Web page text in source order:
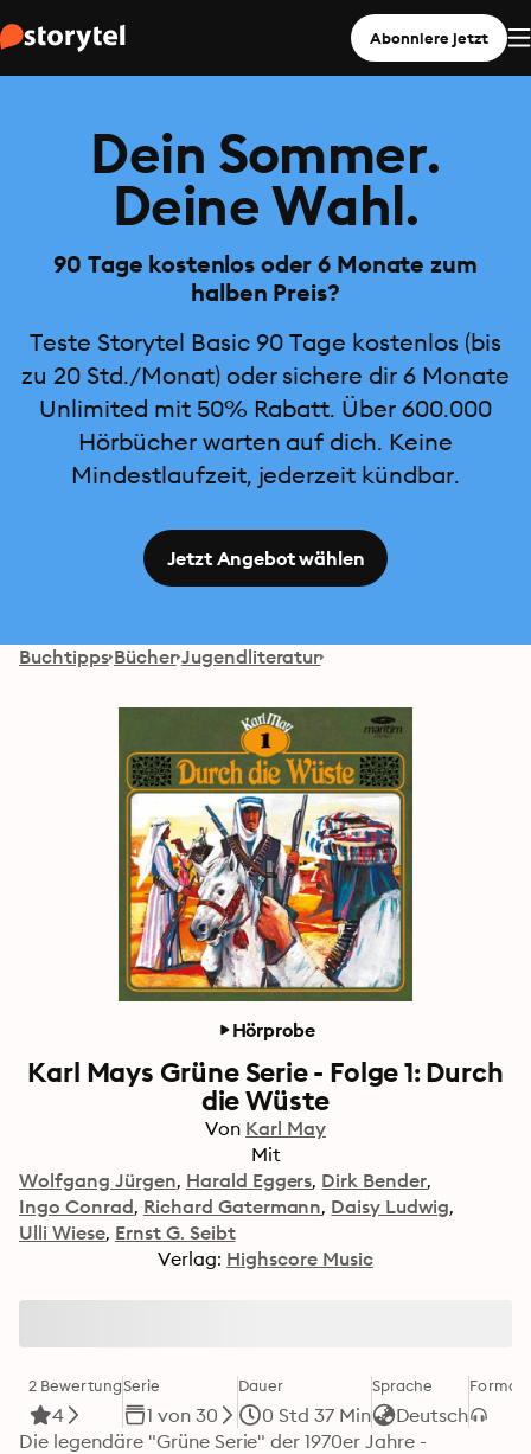
Abonniere jetzt
Dein Sommer.
Deine Wahl.
90 Tage kostenlos oder 6 Monate zum
halben Preis?
Teste Storytel Basic 90 Tage kostenlos (bis
zu 20 Std./Monat) oder sichere dir 6 Monate
Unlimited mit 50% Rabatt. Über 600.000
Hörbücher warten auf dich. Keine
Mindestlaufzeit, jederzeit kündbar.
Jetzt Angebot wählen
Buchtipps Bücher Jugendliteratur
Hörprobe
Karl Mays Grüne Serie - Folge 1: Durch
die Wüste
Von Karl May
Mit
Wolfgang Jürgen Harald Eggers Dirk Bender
Ingo Conrad Richard Gatermann Daisy Ludwig
Ulli Wiese Ernst G. Seibt
Verlag: Highscore Music
2 Bewertung
4
Serie
1 von 30
Dauer
0 Std 37 Min
Sprache
Deutsch
Format
Die legendäre "Grüne Serie" der 1970er Jahre -